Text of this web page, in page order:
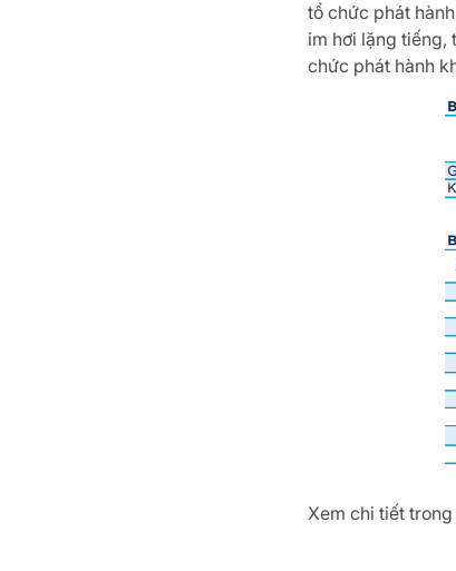
tổ chức phát
im hơi lặng tiếng,
chức phát hành
Xem chi tiết